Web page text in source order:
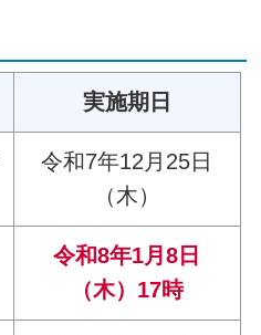
実施期日
令和7年12月25日
（木）
令和8年1月8日
（木）17時